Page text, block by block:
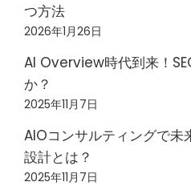
つ方法
2026年1月26日
AI Overview時代到来！
か？
2025年11月7日
AIOコンサルティングで未
設計とは？
2025年11月7日